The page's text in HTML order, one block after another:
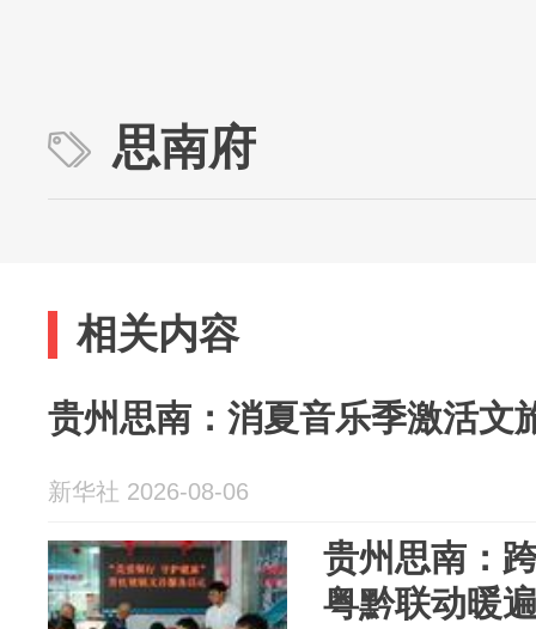
思南府
相关内容
贵州思南：消夏音乐季激活文
新华社 2026-08-06
贵州思南：
粤黔联动暖